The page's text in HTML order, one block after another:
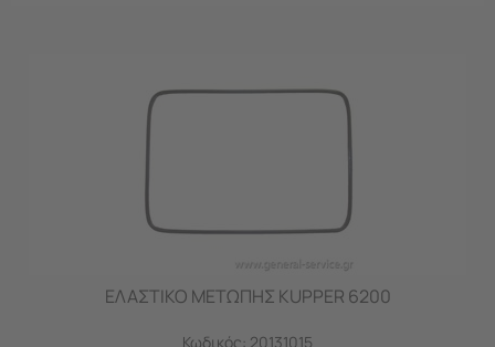
ΕΛΑΣΤΙΚΟ ΜΕΤΩΠΗΣ KUPPER 6200
Κωδικός: 20131015